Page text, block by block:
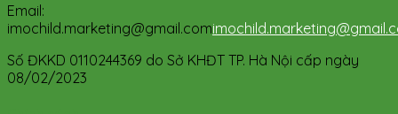
Email:
imochild.marketing@gmail.com
Số ĐKKD 0110244369 do Sở KHĐT TP. Hà Nội cấp ngày
08/02/2023